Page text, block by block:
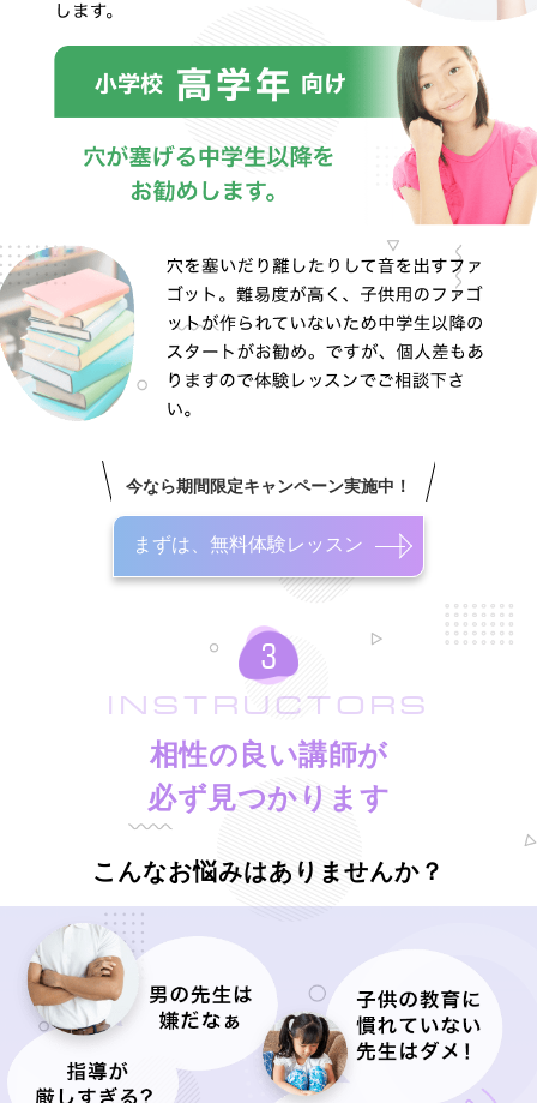
今なら期間限定キャンペーン実施中！
まずは、無料体験レッスン
INSTRUCTORS
相性の良い講師が
必ず見つかります
こんなお悩みはありませんか？